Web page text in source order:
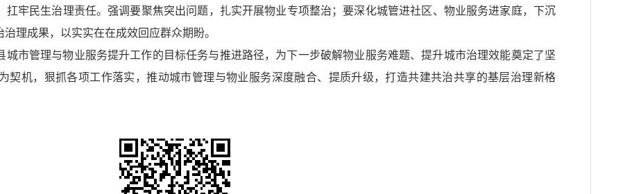
扛牢民生治理责任。强调要聚焦突出问题，扎实开展物业专项整治；要深化城管进社区、物业服务进家庭，下沉
理成果，以实实在在成效回应群众期盼。
城市管理与物业服务提升工作的目标任务与推进路径，为下一步破解物业服务难题、提升城市治理效能奠定了坚
契机，狠抓各项工作落实，推动城市管理与物业服务深度融合、提质升级，打造共建共治共享的基层治理新格